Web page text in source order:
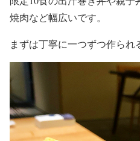
焼肉など幅広いです。
まずは丁寧に一つずつ作られ